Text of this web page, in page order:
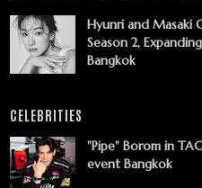
Hyunri and Masaki
Season 2,
Bangkok
CELEBRITIES
"Pipe" Borom in
event Bangkok